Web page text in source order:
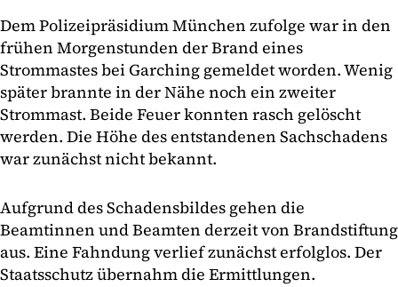
Dem Polizeipräsidium München zufolge war in den
frühen Morgenstunden der Brand eines
Strommastes bei Garching gemeldet worden. Wenig
später brannte in der Nähe noch ein zweiter
Strommast. Beide Feuer konnten rasch gelöscht
werden. Die Höhe des entstandenen Sachschadens
war zunächst nicht bekannt.
Aufgrund des Schadensbildes gehen die
Beamtinnen und Beamten derzeit von Brandstiftung
aus. Eine Fahndung verlief zunächst erfolglos. Der
Staatsschutz übernahm die Ermittlungen.